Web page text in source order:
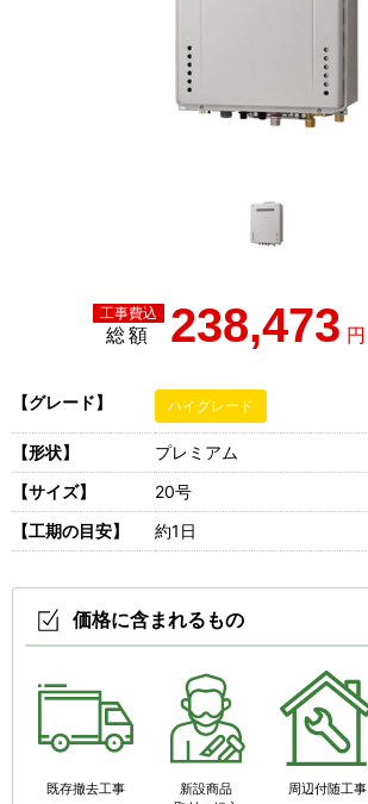
総額 238,473
【グレード】 ハイグレード
【形状】
プレミアム
【サイズ】
20号
【工期の目安】
約1日
価格に含まれるもの
既存撤去工事
新設商品
周辺付随工事